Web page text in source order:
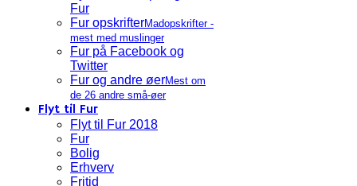
Fur
Fur opskrifterMadopskrifter -
mest med muslinger
Fur på Facebook og
Twitter
Fur og andre øerMest om
de 26 andre små-øer
Flyt til Fur
Flyt til Fur 2018
Fur
Bolig
Erhverv
Fritid